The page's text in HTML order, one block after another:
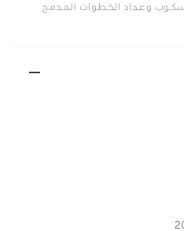
وعداد الخطوات المدمج